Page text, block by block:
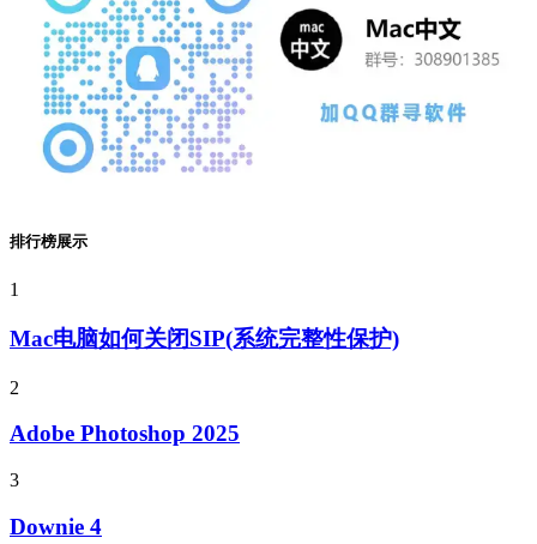
排行榜展示
1
Mac电脑如何关闭SIP(系统完整性保护)
2
Adobe Photoshop 2025
3
Downie 4